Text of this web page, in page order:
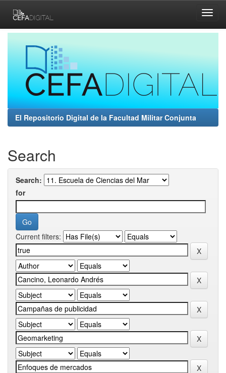
navigation
El Repositorio Digital de la Facultad Militar Conjunta
Search
Search:
for
Current filters: